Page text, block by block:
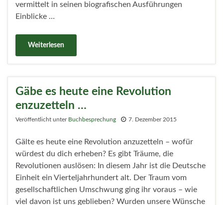
vermittelt in seinen biografischen Ausführungen
Einblicke …
Weiterlesen
Gäbe es heute eine Revolution
enzuzetteln …
Veröffentlicht unter Buchbesprechung 7. Dezember 2015
Gälte es heute eine Revolution anzuzetteln – wofür
würdest du dich erheben? Es gibt Träume, die
Revolutionen auslösen: In diesem Jahr ist die Deutsche
Einheit ein Vierteljahrhundert alt. Der Traum vom
gesellschaftlichen Umschwung ging ihr voraus – wie
viel davon ist uns geblieben? Wurden unsere Wünsche